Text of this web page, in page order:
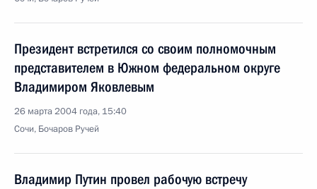
Президент встретился со своим полномочным
представителем в Южном федеральном округе
Владимиром Яковлевым
26 марта 2004 года, 15:40
Сочи, Бочаров Ручей
Владимир Путин провел рабочую встречу